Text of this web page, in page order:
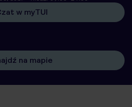
w myTUI
na mapie